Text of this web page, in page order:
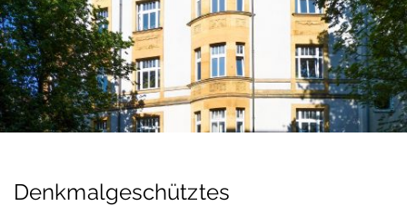
Denkmalgeschütztes